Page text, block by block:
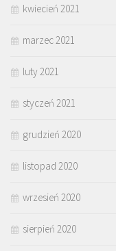
kwiecień 2021
marzec 2021
luty 2021
styczeń 2021
grudzień 2020
listopad 2020
wrzesień 2020
sierpień 2020